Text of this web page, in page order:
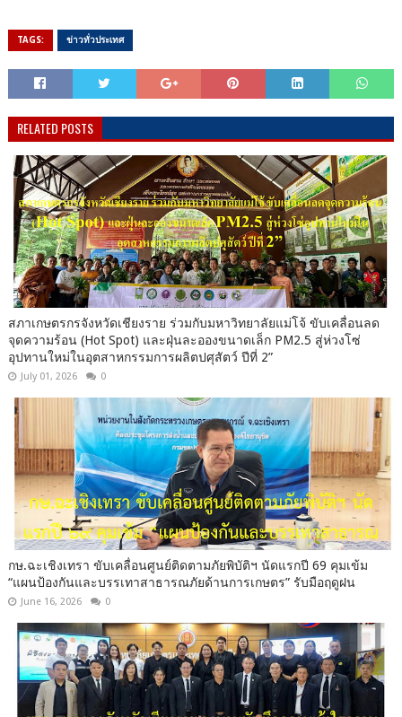
TAGS: ข่าวทั่วประเทศ
RELATED POSTS
สภาเกษตรกรจังหวัดเชียงราย ร่วมกับมหาวิทยาลัยแม่โจ้ ขับเคลื่อนลด
จุดความร้อน (Hot Spot) และฝุ่นละอองขนาดเล็ก PM2.5 สู่ห่วงโซ่
อุปทานใหม่ในอุตสาหกรรมการผลิตปศุสัตว์ ปีที่ 2”
July 01, 2026 0
กษ.ฉะเชิงเทรา ขับเคลื่อนศูนย์ติดตามภัยพิบัติฯ นัดแรกปี 69 คุมเข้ม
“แผนป้องกันและบรรเทาสาธารณภัยด้านการเกษตร” รับมือฤดูฝน
June 16, 2026 0